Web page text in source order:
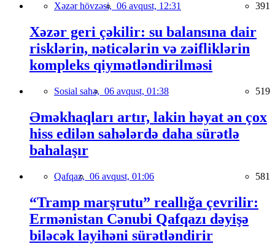
Xəzər hövzəsi, 06 avqust, 12:31 391
Xəzər geri çəkilir: su balansına dair
risklərin, nəticələrin və zəifliklərin
kompleks qiymətləndirilməsi
Sosial sahə, 06 avqust, 01:38 519
Əməkhaqları artır, lakin həyat ən çox
hiss edilən sahələrdə daha sürətlə
bahalaşır
Qafqaz, 06 avqust, 01:06 581
“Tramp marşrutu” reallığa çevrilir:
Ermənistan Cənubi Qafqazı dəyişə
biləcək layihəni sürətləndirir